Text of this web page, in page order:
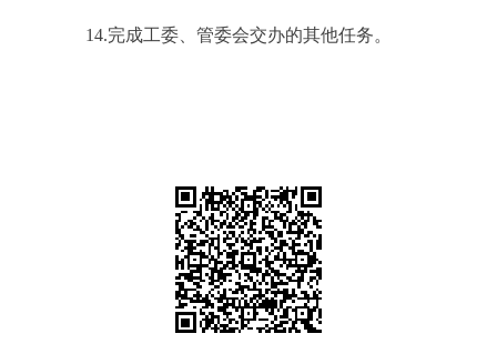
14.完成工委、管委会交办的其他任务。